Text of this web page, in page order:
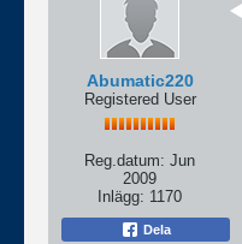
Abumatic220
Registered User
Reg.datum: Jun
2009
Inlägg: 1170
Dela